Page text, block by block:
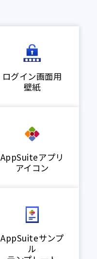
ログイン画面用
壁紙
AppSuiteアプリ
アイコン
AppSuiteサンプ
ル